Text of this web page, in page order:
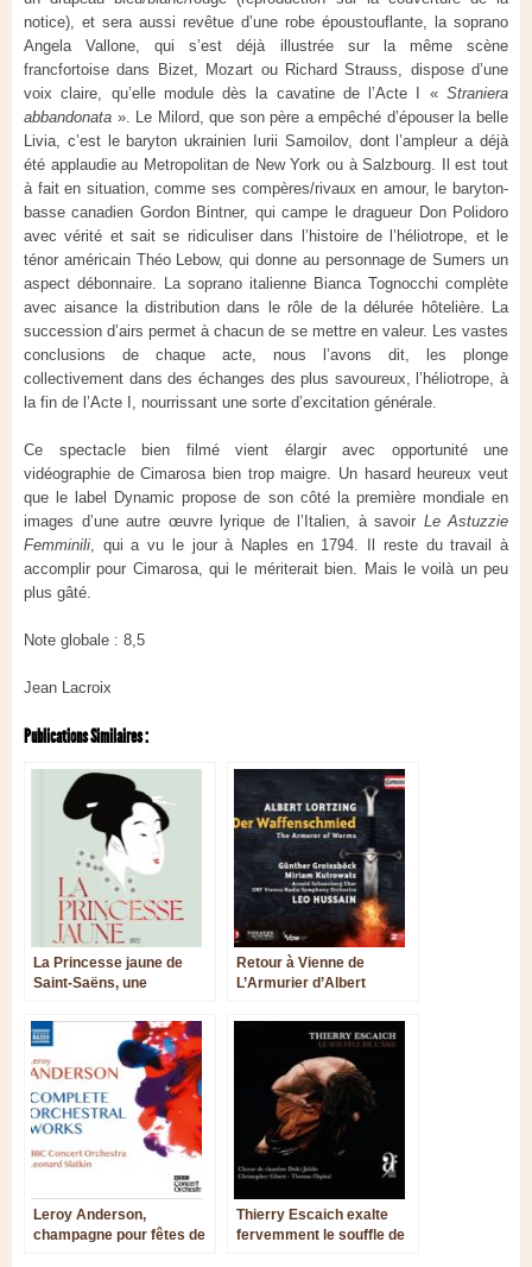
notice), et sera aussi revêtue d’une robe époustouflante, la soprano
Angela Vallone, qui s’est déjà illustrée sur la même scène
francfortoise dans Bizet, Mozart ou Richard Strauss, dispose d’une
voix claire, qu’elle module dès la cavatine de l’Acte I « Straniera
abbandonata ». Le Milord, que son père a empêché d’épouser la belle
Livia, c’est le baryton ukrainien Iurii Samoilov, dont l’ampleur a déjà
été applaudie au Metropolitan de New York ou à Salzbourg. Il est tout
à fait en situation, comme ses compères/rivaux en amour, le baryton-
basse canadien Gordon Bintner, qui campe le dragueur Don Polidoro
avec vérité et sait se ridiculiser dans l’histoire de l’héliotrope, et le
ténor américain Théo Lebow, qui donne au personnage de Sumers un
aspect débonnaire. La soprano italienne Bianca Tognocchi complète
avec aisance la distribution dans le rôle de la délurée hôtelière. La
succession d’airs permet à chacun de se mettre en valeur. Les vastes
conclusions de chaque acte, nous l’avons dit, les plonge
collectivement dans des échanges des plus savoureux, l’héliotrope, à
la fin de l’Acte I, nourrissant une sorte d’excitation générale.
Ce spectacle bien filmé vient élargir avec opportunité une
vidéographie de Cimarosa bien trop maigre. Un hasard heureux veut
que le label Dynamic propose de son côté la première mondiale en
images d’une autre œuvre lyrique de l’Italien, à savoir Le Astuzzie
Femminili, qui a vu le jour à Naples en 1794. Il reste du travail à
accomplir pour Cimarosa, qui le mériterait bien. Mais le voilà un peu
plus gâté.
Note globale : 8,5
Jean Lacroix
Publications Similaires :
La Princesse jaune de
Saint-Saëns, une
Retour à Vienne de
L’Armurier d’Albert
Leroy Anderson,
champagne pour fêtes de
Thierry Escaich exalte
fervemment le souffle de